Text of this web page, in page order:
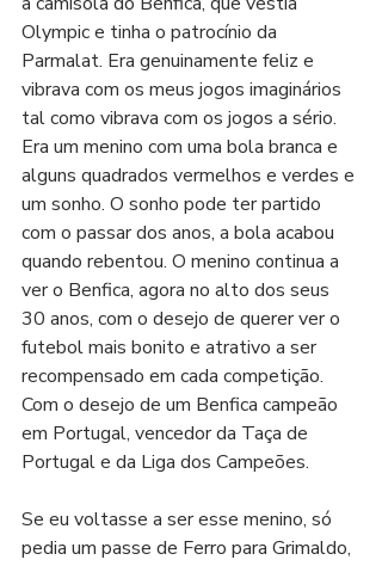
Olympic e tinha o patrocínio da
Parmalat. Era genuinamente feliz e
vibrava com os meus jogos imaginários
tal como vibrava com os jogos a sério.
Era um menino com uma bola branca e
alguns quadrados vermelhos e verdes e
um sonho. O sonho pode ter partido
com o passar dos anos, a bola acabou
quando rebentou. O menino continua a
ver o Benfica, agora no alto dos seus
30 anos, com o desejo de querer ver o
futebol mais bonito e atrativo a ser
recompensado em cada competição.
Com o desejo de um Benfica campeão
em Portugal, vencedor da Taça de
Portugal e da Liga dos Campeões.
Se eu voltasse a ser esse menino, só
pedia um passe de Ferro para Grimaldo,